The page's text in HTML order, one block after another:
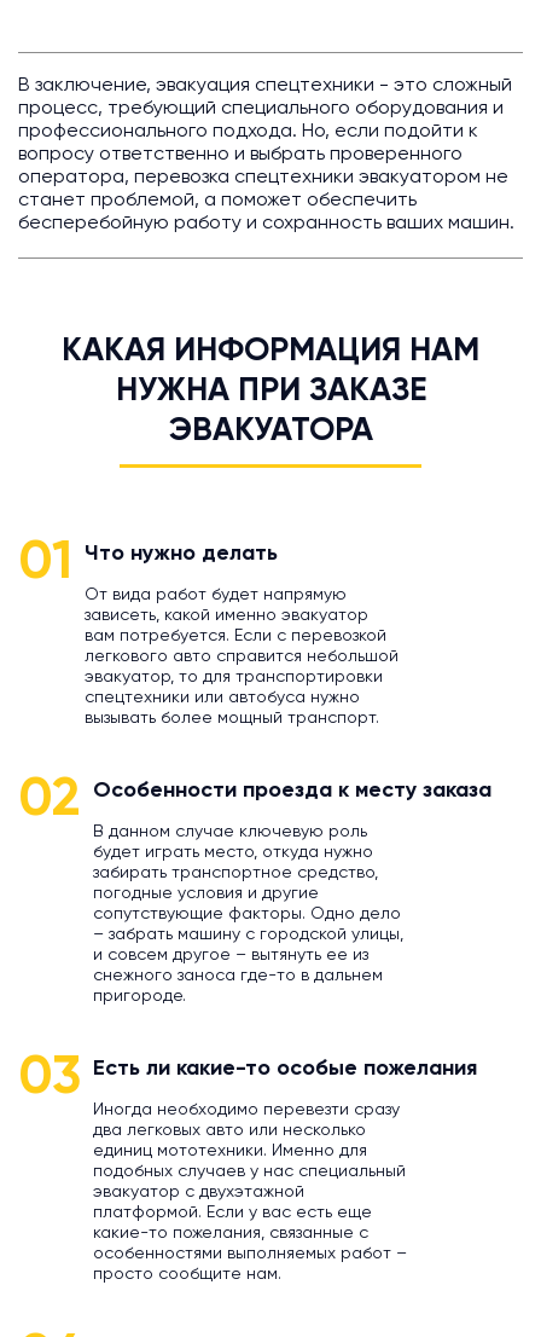
В заключение, эвакуация спецтехники - это сложный
процесс, требующий специального оборудования и
профессионального подхода. Но, если подойти к
вопросу ответственно и выбрать проверенного
оператора, перевозка спецтехники эвакуатором не
станет проблемой, а поможет обеспечить
бесперебойную работу и сохранность ваших машин.
КАКАЯ ИНФОРМАЦИЯ НАМ
НУЖНА ПРИ ЗАКАЗЕ
ЭВАКУАТОРА
01 Что нужно делать
От вида работ будет напрямую
зависеть, какой именно эвакуатор
вам потребуется. Если с перевозкой
легкового авто справится небольшой
эвакуатор, то для транспортировки
спецтехники или автобуса нужно
вызывать более мощный транспорт.
02 Особенности проезда к месту заказа
В данном случае ключевую роль
будет играть место, откуда нужно
забирать транспортное средство,
погодные условия и другие
сопутствующие факторы. Одно дело
– забрать машину с городской улицы,
и совсем другое – вытянуть ее из
снежного заноса где-то в дальнем
пригороде.
03 Есть ли какие-то особые пожелания
Иногда необходимо перевезти сразу
два легковых авто или несколько
единиц мототехники. Именно для
подобных случаев у нас специальный
эвакуатор с двухэтажной
платформой. Если у вас есть еще
какие-то пожелания, связанные с
особенностями выполняемых работ –
просто сообщите нам.